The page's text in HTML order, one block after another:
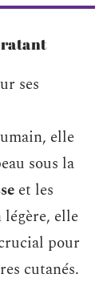
ses
elle
sous la
et les
elle
pour
cutanés.